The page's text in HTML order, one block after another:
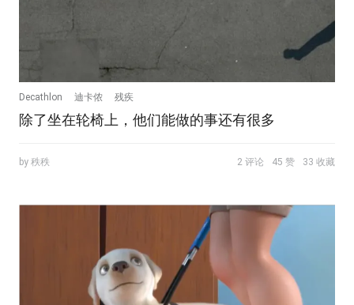
Decathlon 迪卡侬 残疾
除了坐在轮椅上，他们能做的事还有很多
by 秩秩 2 评论 45 赞 33 收藏